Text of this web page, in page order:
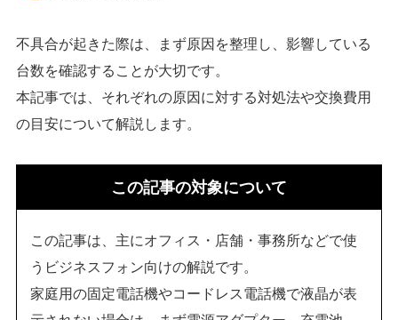
不具合が起きた際は、まず原因を整理し、影響している
台数を確認することが大切です。
本記事では、それぞれの原因に対する対処法や交換費用
の目安について解説します。
この記事の対象について
この記事は、主にオフィス・店舗・事務所などで使
うビジネスフォン向けの解説です。
家庭用の固定電話機やコードレス電話機で液晶が表